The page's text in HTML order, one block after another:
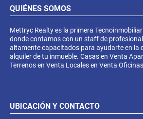
QUIÉNES SOMOS
Mettryc Realty es la primera
donde contamos con un staff de
altamente capacitados para ayudarte en la
alquiler de tu inmueble. Casas en Venta
Terrenos en Venta Locales en Venta
UBICACIÓN Y CONTACTO